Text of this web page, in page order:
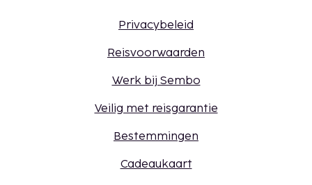
Privacybeleid
Reisvoorwaarden
Werk bij Sembo
Veilig met reisgarantie
Bestemmingen
Cadeaukaart